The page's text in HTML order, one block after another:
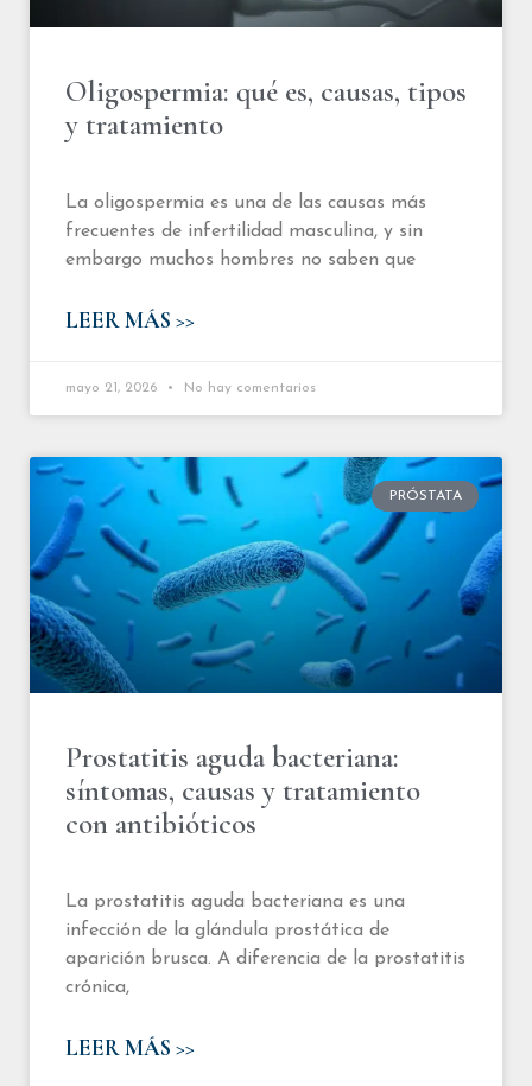
Oligospermia: qué es, causas, tipos
y tratamiento
La oligospermia es una de las causas más
frecuentes de infertilidad masculina, y sin
embargo muchos hombres no saben que
LEER MÁS >>
mayo 21, 2026 No hay comentarios
PRÓSTATA
Prostatitis aguda bacteriana:
síntomas, causas y tratamiento
con antibióticos
La prostatitis aguda bacteriana es una
infección de la glándula prostática de
aparición brusca. A diferencia de la prostatitis
crónica,
LEER MÁS >>